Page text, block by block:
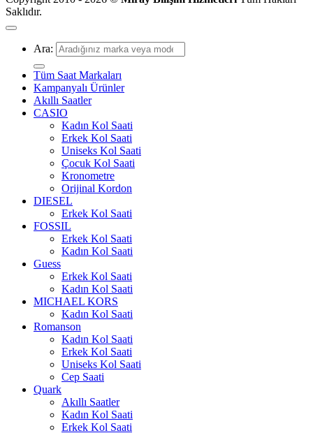
Saklıdır.
Ara:
Tüm Saat Markaları
Kampanyalı Ürünler
Akıllı Saatler
CASIO
Kadın Kol Saati
Erkek Kol Saati
Uniseks Kol Saati
Çocuk Kol Saati
Kronometre
Orijinal Kordon
DIESEL
Erkek Kol Saati
FOSSIL
Erkek Kol Saati
Kadın Kol Saati
Guess
Erkek Kol Saati
Kadın Kol Saati
MICHAEL KORS
Kadın Kol Saati
Romanson
Kadın Kol Saati
Erkek Kol Saati
Uniseks Kol Saati
Cep Saati
Quark
Akıllı Saatler
Kadın Kol Saati
Erkek Kol Saati